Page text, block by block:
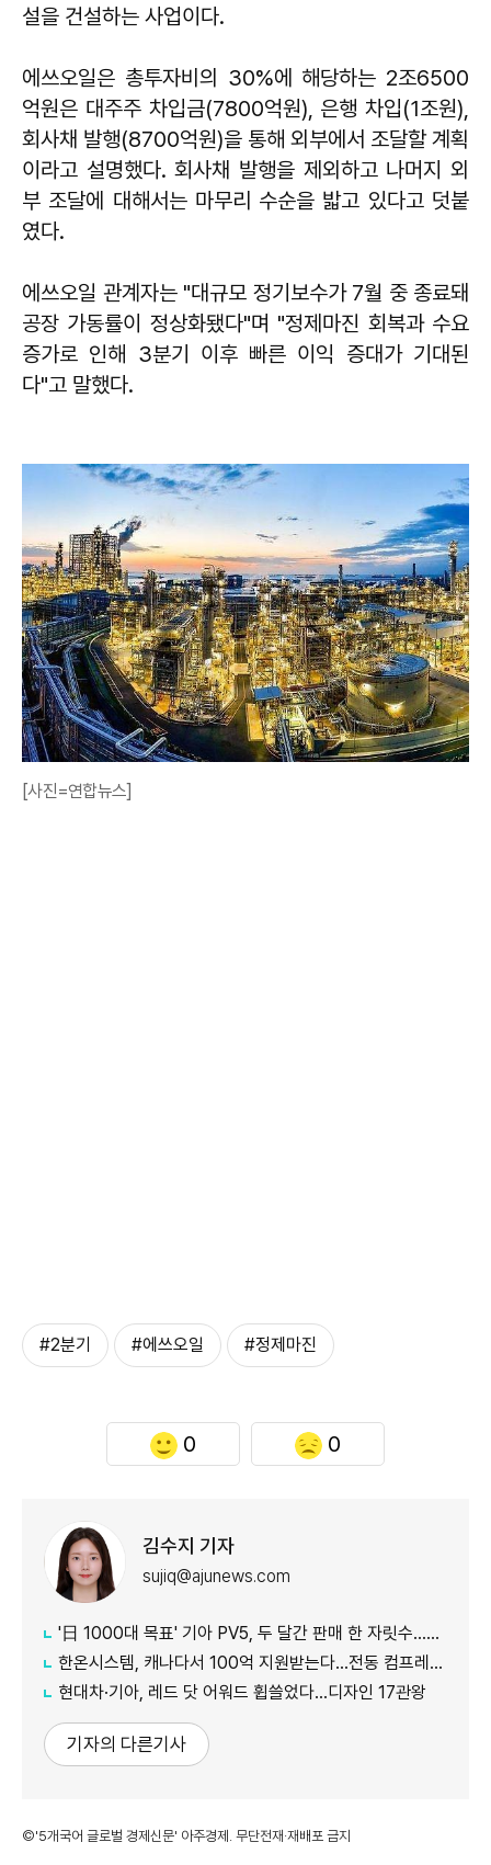
설을 건설하는 사업이다.
에쓰오일은 총투자비의 30%에 해당하는 2조6500
억원은 대주주 차입금(7800억원), 은행 차입(1조원),
회사채 발행(8700억원)을 통해 외부에서 조달할 계획
이라고 설명했다. 회사채 발행을 제외하고 나머지 외
부 조달에 대해서는 마무리 수순을 밟고 있다고 덧붙
였다.
에쓰오일 관계자는 "대규모 정기보수가 7월 중 종료돼
공장 가동률이 정상화됐다"며 "정제마진 회복과 수요
증가로 인해 3분기 이후 빠른 이익 증대가 기대된
다"고 말했다.
[사진=연합뉴스]
#2분기 #에쓰오일 #정제마진
0 0
김수지 기자
sujiq@ajunews.com
'日 1000대 목표' 기아 PV5, 두 달간 판매 한 자릿수…초기 안착 시험대
한온시스템, 캐나다서 100억 지원받는다…전동 컴프레서 생산↑
현대차·기아, 레드 닷 어워드 휩쓸었다…디자인 17관왕
기자의 다른기사
©'5개국어 글로벌 경제신문' 아주경제. 무단전재·재배포 금지